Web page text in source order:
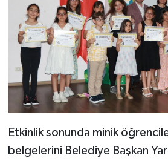
Etkinlik sonunda minik
belgelerini Belediye Başkan